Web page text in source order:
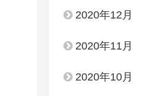
2020年12月
2020年11月
2020年10月